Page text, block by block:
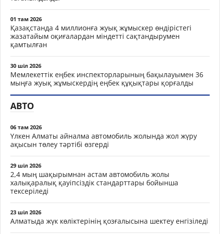
01 там 2026
Қазақстанда 4 миллионға жуық жұмыскер өндірістегі
жазатайым оқиғалардан міндетті сақтандырумен
қамтылған
30 шіл 2026
Мемлекеттік еңбек инспекторларының бақылауымен 36
мыңға жуық жұмыскердің еңбек құқықтары қорғалды
АВТО
06 там 2026
Үлкен Алматы айналма автомобиль жолында жол жүру
ақысын төлеу тәртібі өзгерді
29 шіл 2026
2,4 мың шақырымнан астам автомобиль жолы
халықаралық қауіпсіздік стандарттары бойынша
тексеріледі
23 шіл 2026
Алматыда жүк көліктерінің қозғалысына шектеу енгізіледі